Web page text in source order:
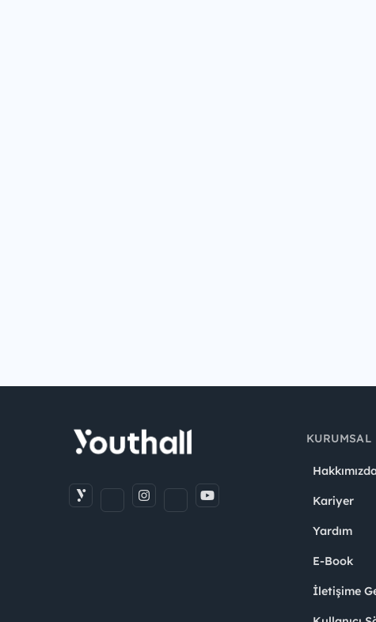
KURUMSAL
Kariyer
Yardım
E-Book
İletişime